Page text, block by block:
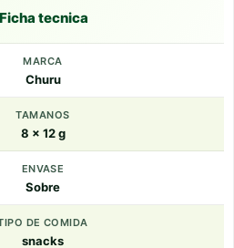
Ficha tecnica
MARCA
Churu
TAMANOS
8 x 12 g
ENVASE
Sobre
DE COMIDA
snacks